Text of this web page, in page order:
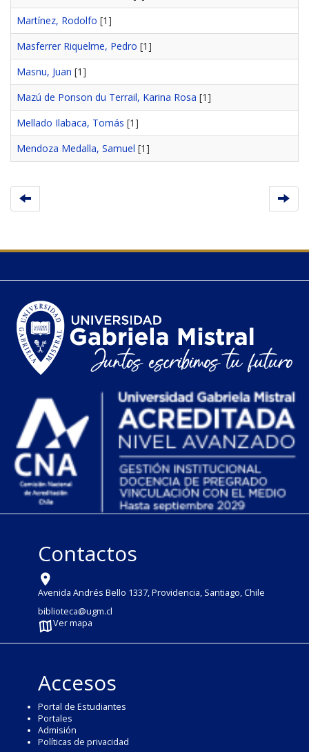
Martínez, Rodolfo [1]
Masferrer Riquelme, Pedro [1]
Masnu, Juan [1]
Mazú de Ponson du Terrail, Karina Rosa [1]
Mellado Ilabaca, Tomás [1]
Mendoza Medalla, Samuel [1]
Contactos
Avenida Andrés Bello 1337, Providencia, Santiago, Chile
biblioteca@ugm.cl
Ver mapa
Accesos
Portal de Estudiantes
Portales
Admisión
Políticas de privacidad